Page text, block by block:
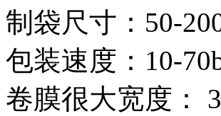
制袋尺寸：50-
包装速度：10-
卷膜很大宽度：